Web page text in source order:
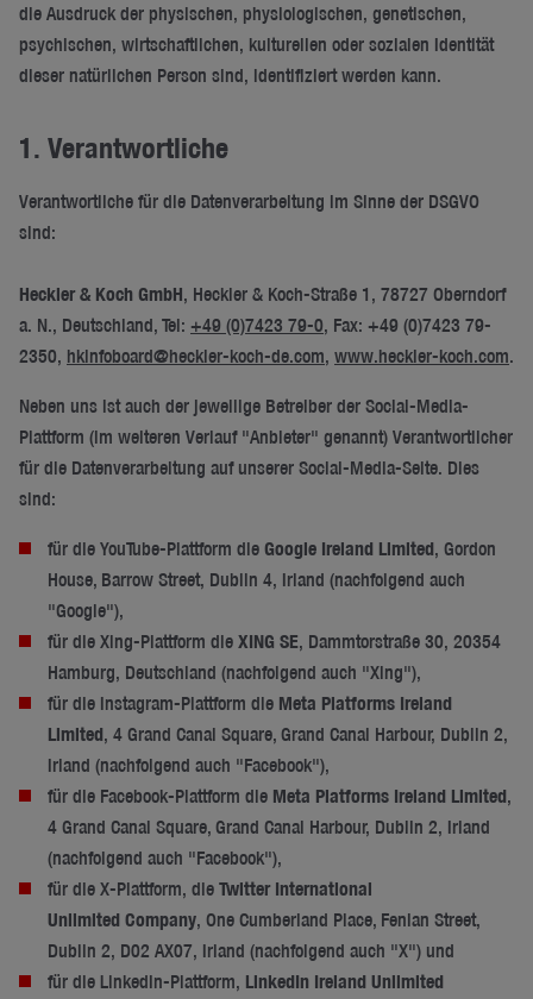
die Ausdruck der physischen, physiologischen, genetischen,
psychischen, wirtschaftlichen, kulturellen oder sozialen Identität
dieser natürlichen Person sind, identifiziert werden kann.
1. Verantwortliche
Verantwortliche für die Datenverarbeitung im Sinne der DSGVO
sind:
Heckler & Koch GmbH, Heckler & Koch-Straße 1, 78727 Oberndorf
a. N., Deutschland, Tel: +49 (0)7423 79-0, Fax: +49 (0)7423 79-
2350, hkinfoboard@heckler-koch-de.com, www.heckler-koch.com.
Neben uns ist auch der jeweilige Betreiber der Social-Media-
Plattform (im weiteren Verlauf "Anbieter" genannt) Verantwortlicher
für die Datenverarbeitung auf unserer Social-Media-Seite. Dies
sind:
für die YouTube-Plattform die Google Ireland Limited, Gordon
House, Barrow Street, Dublin 4, Irland (nachfolgend auch
"Google"),
für die Xing-Plattform die XING SE, Dammtorstraße 30, 20354
Hamburg, Deutschland (nachfolgend auch "Xing"),
für die Instagram-Plattform die Meta Platforms Ireland
Limited, 4 Grand Canal Square, Grand Canal Harbour, Dublin 2,
Irland (nachfolgend auch "Facebook"),
für die Facebook-Plattform die Meta Platforms Ireland Limited,
4 Grand Canal Square, Grand Canal Harbour, Dublin 2, Irland
(nachfolgend auch "Facebook"),
für die X-Plattform, die Twitter International
Unlimited Company, One Cumberland Place, Fenian Street,
Dublin 2, D02 AX07, Irland (nachfolgend auch "X") und
für die LinkedIn-Plattform, LinkedIn Ireland Unlimited